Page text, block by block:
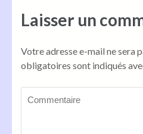
Laisser un
Votre adresse e-mail ne sera
obligatoires sont indiqués